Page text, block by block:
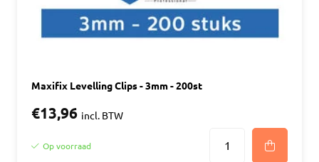
Maxifix Levelling Clips - 3mm - 200st
€13,96 incl. BTW
Op voorraad